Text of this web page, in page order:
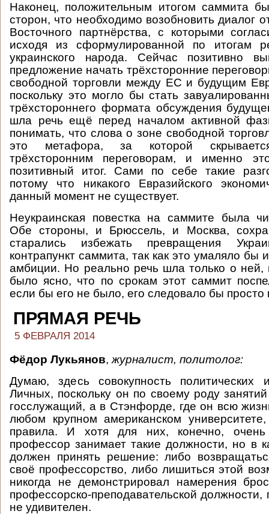
Наконец, положительным итогом саммита
сторон, что необходимо возобновить диалог
Восточного партнёрства, с которыми
исходя из сформулированной по итогам
украинского народа. Сейчас позитивно
предложение начать трёхсторонние
свободной торговли между ЕС и будущим
поскольку это могло бы стать
трёхстороннего формата обсуждения
шла речь ещё перед началом активной
понимать, что слова о зоне свободной
это метафора, за которой
трёхсторонним переговорам, и именно
позитивный итог. Сами по себе такие
потому что никакого Евразийского
данный момент не существует.
Неукраинская повестка на саммите была
Обе стороны, и Брюссель, и Москва,
старались избежать превращения
контрапункт саммита, так как это умаляло бы
амбиции. Но реально речь шла только о ней,
было ясно, что по срокам этот саммит
если бы его не было, его следовало бы просто
ПРЯМАЯ РЕЧЬ
5 ФЕВРАЛЯ 2014
Фёдор Лукьянов, журналист, политолог:
Думаю, здесь совокупность политических
Личных, поскольку он по своему роду
госслужащий, а в Стэнфорде, где он всю
любом крупном американском
правила. И хотя для них, конечно,
профессор занимает такие должности, но в
должен принять решение: либо
своё профессорство, либо лишиться этой
никогда не демонстрировал намерения
профессорско-преподавательской
не удивителен.